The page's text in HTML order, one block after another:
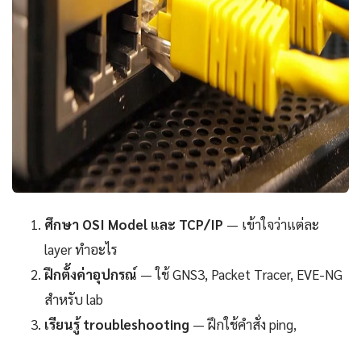
ศึกษา OSI Model และ TCP/IP — เข้าใจว่าแต่ละ
layer ทำอะไร
ฝึกตั้งค่าอุปกรณ์ — ใช้ GNS3, Packet Tracer, EVE-NG
สำหรับ lab
เรียนรู้ troubleshooting — ฝึกใช้คำสั่ง ping,